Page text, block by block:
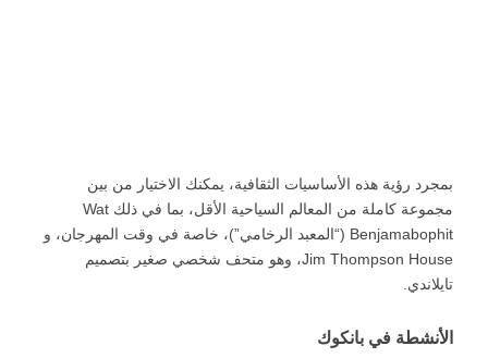
بمجرد رؤية هذه الأساسيات الثقافية، يمكنك الاختيار من بين
مجموعة كاملة من المعالم السياحية الأقل، بما في ذلك Wat
Benjamabophit (“المعبد الرخامي”)، خاصة في وقت المهرجان، و
Jim Thompson House، وهو متحف شخصي صغير بتصميم
تايلاندي.
الأنشطة في بانكوك